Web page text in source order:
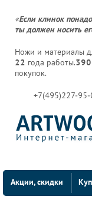
«Если клинок
ты должен носить
Ножи и материалы
22 года работы.
покупок.
+7(495)227-95-
Акции, скидки